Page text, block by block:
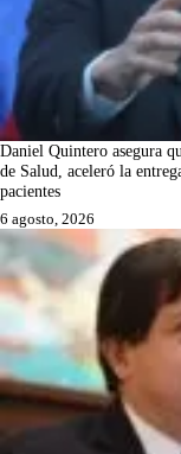
Daniel Quintero asegura
de Salud, aceleró la
pacientes
6 agosto, 2026